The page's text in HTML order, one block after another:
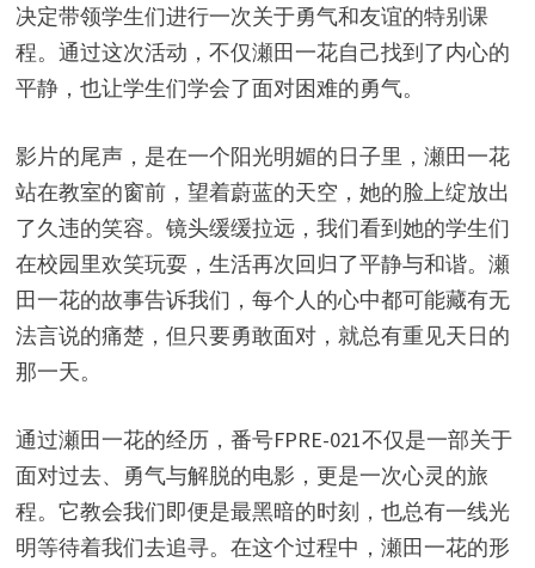
决定带领学生们进行一次关于勇气和友谊的特别课
程。通过这次活动，不仅瀬田一花自己找到了内心的
平静，也让学生们学会了面对困难的勇气。
影片的尾声，是在一个阳光明媚的日子里，瀬田一花
站在教室的窗前，望着蔚蓝的天空，她的脸上绽放出
了久违的笑容。镜头缓缓拉远，我们看到她的学生们
在校园里欢笑玩耍，生活再次回归了平静与和谐。瀬
田一花的故事告诉我们，每个人的心中都可能藏有无
法言说的痛楚，但只要勇敢面对，就总有重见天日的
那一天。
通过瀬田一花的经历，番号FPRE-021不仅是一部关于
面对过去、勇气与解脱的电影，更是一次心灵的旅
程。它教会我们即便是最黑暗的时刻，也总有一线光
明等待着我们去追寻。在这个过程中，瀬田一花的形